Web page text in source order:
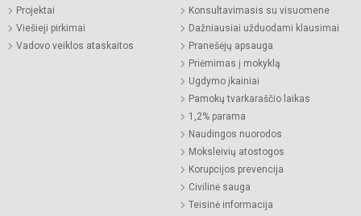
Projektai
Viešieji pirkimai
Vadovo veiklos ataskaitos
Konsultavimasis su visuomene
Dažniausiai užduodami klausimai
Pranešėjų apsauga
Priėmimas į mokyklą
Ugdymo įkainiai
Pamokų tvarkaraščio laikas
1,2% parama
Naudingos nuorodos
Moksleivių atostogos
Korupcijos prevencija
Civilinė sauga
Teisinė informacija